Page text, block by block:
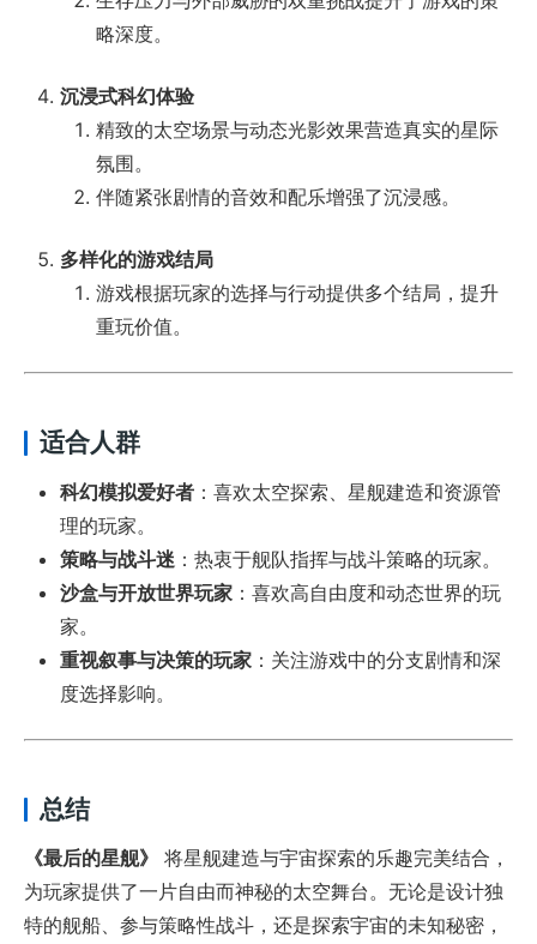
略深度。
沉浸式科幻体验
精致的太空场景与动态光影效果营造真实的星际
氛围。
伴随紧张剧情的音效和配乐增强了沉浸感。
多样化的游戏结局
游戏根据玩家的选择与行动提供多个结局，提升
重玩价值。
适合人群
科幻模拟爱好者 ：喜欢太空探索、星舰建造和资源管
理的玩家。
策略与战斗迷 ：热衷于舰队指挥与战斗策略的玩家。
沙盒与开放世界玩家 ：喜欢高自由度和动态世界的玩
家。
重视叙事与决策的玩家 ：关注游戏中的分支剧情和深
度选择影响。
总结
《最后的星舰》
将星舰建造与宇宙探索的乐趣完美结合，
为玩家提供了一片自由而神秘的太空舞台。无论是设计独
特的舰船、参与策略性战斗，还是探索宇宙的未知秘密，